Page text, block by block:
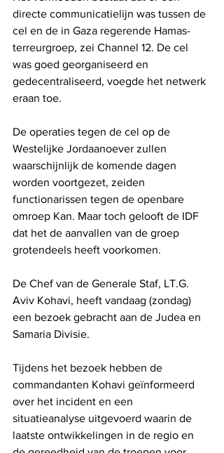
directe communicatielijn was tussen de
cel en de in Gaza regerende Hamas-
terreurgroep, zei Channel 12. De cel
was goed georganiseerd en
gedecentraliseerd, voegde het netwerk
eraan toe.
De operaties tegen de cel op de
Westelijke Jordaanoever zullen
waarschijnlijk de komende dagen
worden voortgezet, zeiden
functionarissen tegen de openbare
omroep Kan. Maar toch gelooft de IDF
dat het de aanvallen van de groep
grotendeels heeft voorkomen.
De Chef van de Generale Staf, LT.G.
Aviv Kohavi, heeft vandaag (zondag)
een bezoek gebracht aan de Judea en
Samaria Divisie.
Tijdens het bezoek hebben de
commandanten Kohavi geïnformeerd
over het incident en een
situatieanalyse uitgevoerd waarin de
laatste ontwikkelingen in de regio en